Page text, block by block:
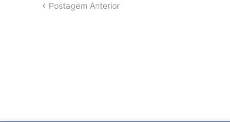
Postagem Anterior